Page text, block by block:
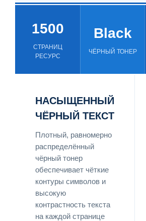
1500
СТРАНИЦ
РЕСУРС
Black
ЧЁРНЫЙ ТОНЕР
НАСЫЩЕННЫЙ
ЧЁРНЫЙ ТЕКСТ
Плотный, равномерно
распределённый
чёрный тонер
обеспечивает чёткие
контуры символов и
высокую
контрастность текста
на каждой странице